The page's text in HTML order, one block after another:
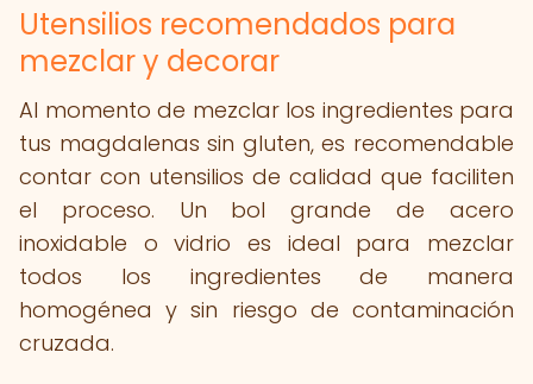
Utensilios recomendados para
mezclar y decorar
Al momento de mezclar los ingredientes para
tus magdalenas sin gluten, es recomendable
contar con utensilios de calidad que faciliten
el proceso. Un bol grande de acero
inoxidable o vidrio es ideal para mezclar
todos los ingredientes de manera
homogénea y sin riesgo de contaminación
cruzada.